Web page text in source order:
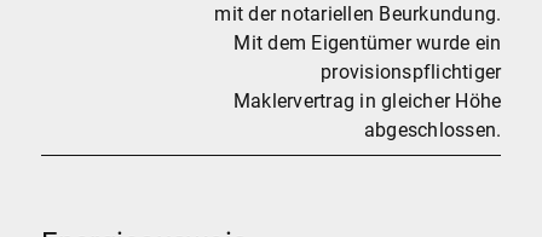
mit der notariellen Beurkundung.
Mit dem Eigentümer wurde ein
provisionspflichtiger
Maklervertrag in gleicher Höhe
abgeschlossen.